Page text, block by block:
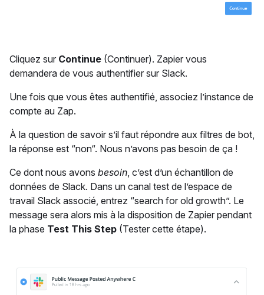
Cliquez sur Continue (Continuer). Zapier vous
demandera de vous authentifier sur Slack.
Une fois que vous êtes authentifié, associez l’instance de
compte au Zap.
À la question de savoir s’il faut répondre aux filtres de bot,
la réponse est “non“. Nous n’avons pas besoin de ça !
Ce dont nous avons besoin, c’est d’un échantillon de
données de Slack. Dans un canal test de l’espace de
travail Slack associé, entrez “search for old growth”. Le
message sera alors mis à la disposition de Zapier pendant
la phase Test This Step (Tester cette étape).